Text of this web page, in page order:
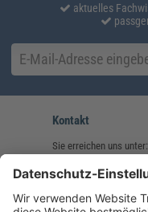
aktuelles
Kontakt
Sie erreichen uns unter:
(08233) 38 11 23
service@forum-